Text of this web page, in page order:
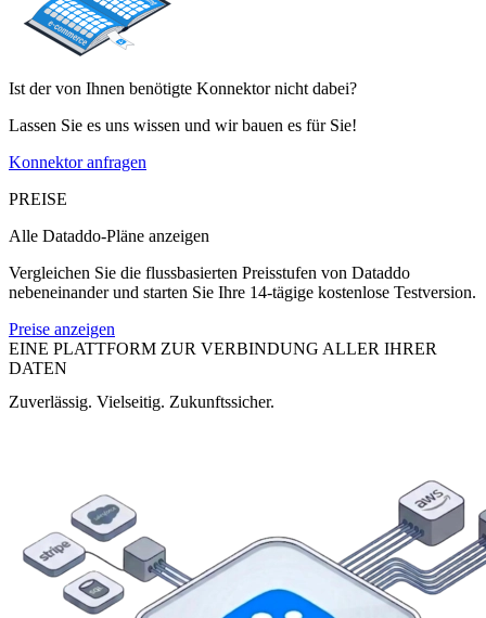
Ist der von Ihnen benötigte Konnektor nicht dabei?
Lassen Sie es uns wissen und wir bauen es für Sie!
Konnektor anfragen
PREISE
Alle Dataddo-Pläne anzeigen
Vergleichen Sie die flussbasierten Preisstufen von Dataddo
nebeneinander und starten Sie Ihre 14-tägige kostenlose Testversion.
Preise anzeigen
EINE PLATTFORM ZUR VERBINDUNG ALLER IHRER
DATEN
Zuverlässig. Vielseitig. Zukunftssicher.